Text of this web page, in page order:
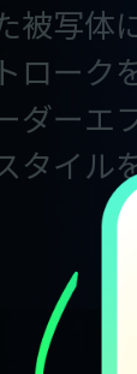
被写体
ローク
ダーエ
タイル